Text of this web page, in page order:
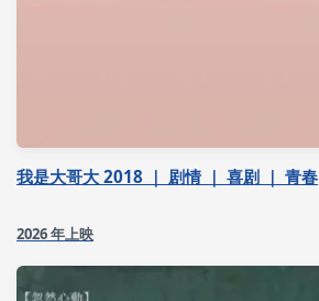
我是大哥大 2018 ｜ 剧情 ｜ 喜剧 ｜ 青春
2026 年上映